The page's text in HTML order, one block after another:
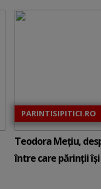
PARINTISIPITICI.RO
Teodora Mețiu,
între care părinții își